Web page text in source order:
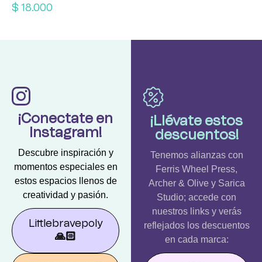
$ 18.000
¡Conectate en
Instagram!
Descubre inspiración y
momentos especiales en
estos espacios llenos de
creatividad y pasión.
Littlebravepoly
🙏🏻
¡Llévate estos
descuentos!
Tenemos alianzas con
Ferris Wheel Press,
Archer & Olive y Sarica
Studio; accede con
nuestros links y verás
reflejados los descuentos
en cada marca: